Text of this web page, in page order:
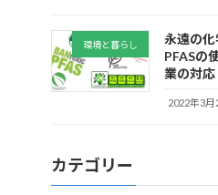
環境と暮らし
永遠の化
PFASの
業の対応
2022年3月
カテゴリー